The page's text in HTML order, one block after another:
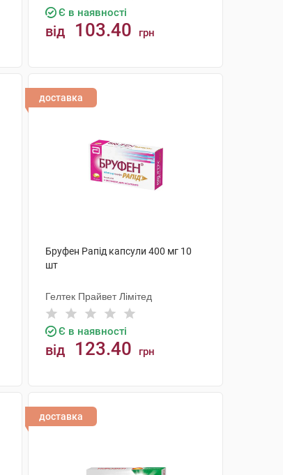
Є в наявності
від 103.40 грн
доставка
Бруфен Рапід капсули 400 мг 10
шт
Гелтек Прайвет Лімітед
Є в наявності
від 123.40 грн
доставка